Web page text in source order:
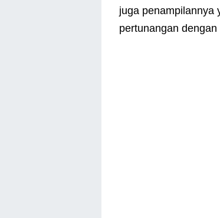
juga penampilannya
pertunangan